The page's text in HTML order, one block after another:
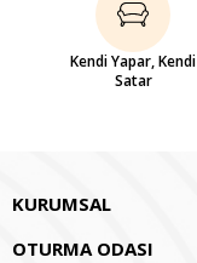
Kendi Yapar, Kendi
Satar
KURUMSAL
OTURMA ODASI